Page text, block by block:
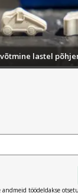
lastel
töödeldakse